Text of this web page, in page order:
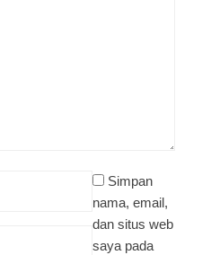
Simpan
nama, email,
dan situs web
saya pada